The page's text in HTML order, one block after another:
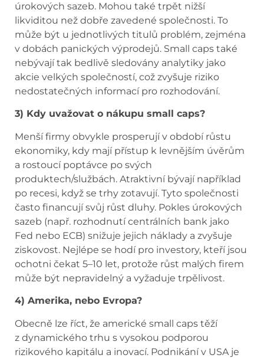
úrokových sazeb. Mohou také trpět nižší
likviditou než dobře zavedené společnosti. To
může být u jednotlivých titulů problém, zejména
v dobách panických výprodejů. Small caps také
nebývají tak bedlivě sledovány analytiky jako
akcie velkých společností, což zvyšuje riziko
nedostatečných informací pro rozhodování.
3) Kdy uvažovat o nákupu small caps?
Menší firmy obvykle prosperují v období růstu
ekonomiky, kdy mají přístup k levnějším úvěrům
a rostoucí poptávce po svých
produktech/službách. Atraktivní bývají například
po recesi, když se trhy zotavují. Tyto společnosti
často financují svůj růst dluhy. Pokles úrokových
sazeb (např. rozhodnutí centrálních bank jako
Fed nebo ECB) snižuje jejich náklady a zvyšuje
ziskovost. Nejlépe se hodí pro investory, kteří jsou
ochotni čekat 5–10 let, protože růst malých firem
může být nepravidelný a vyžaduje trpělivost.
4) Amerika, nebo Evropa?
Obecně lze říct, že americké small caps těží
z dynamického trhu s vysokou podporou
rizikového kapitálu a inovací. Podnikání v USA je